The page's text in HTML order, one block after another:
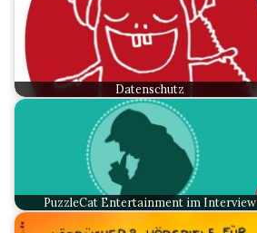
Datenschutz
PuzzleCat Entertainment im Interview